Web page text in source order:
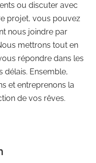
ou discuter avec
projet, vous pouvez
nous joindre par
mettrons tout en
répondre dans les
délais. Ensemble,
et entreprenons la
de vos rêves.